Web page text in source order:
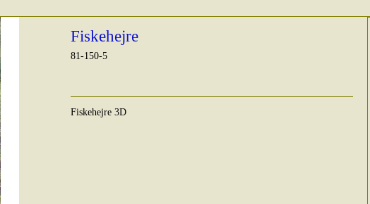
Fiskehejre
81-150-5
Fiskehejre 3D